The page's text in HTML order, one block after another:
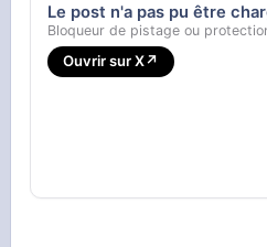
Le post n'a pas pu être
Bloqueur de pistage ou
Ouvrir sur X↗